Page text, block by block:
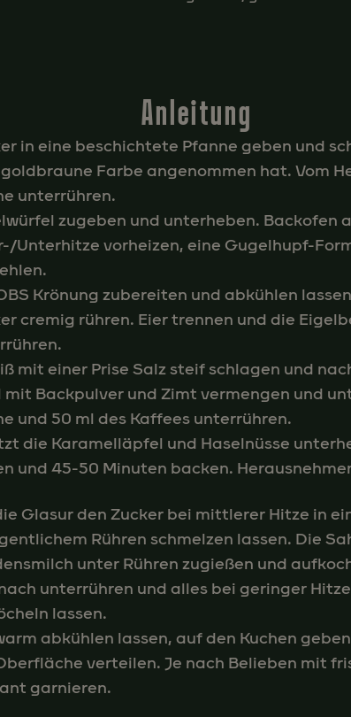
Anleitung
in eine beschichtete Pfanne geben und
Farbe angenommen hat. Vom
unterrühren.
zugeben und unterheben. Backofen
Unterhitze vorheizen, eine Gugelhupf-
Krönung zubereiten und abkühlen
cremig rühren. Eier trennen und die
mit einer Prise Salz steif schlagen und
mit Backpulver und Zimt vermengen und
und 50 ml des Kaffees unterrühren.
die Karamelläpfel und Haselnüsse
und 45-50 Minuten backen.
Glasur den Zucker bei mittlerer Hitze in
Rühren schmelzen lassen. Die
unter Rühren zugießen und
unterrühren und alles bei geringer
lassen.
abkühlen lassen, auf den Kuchen
verteilen. Je nach Belieben mit
garnieren.